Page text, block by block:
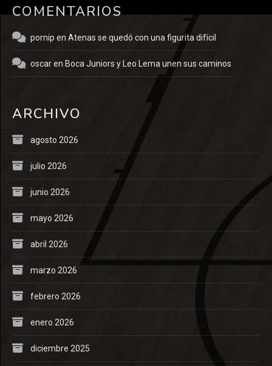
COMENTARIOS
pornip en Atenas se quedó con una figurita difícil
oscaren Boca Juniors y Leo Lema unen sus caminos
ARCHIVO
agosto 2026
julio 2026
junio 2026
mayo 2026
abril 2026
marzo 2026
febrero 2026
enero 2026
diciembre 2025